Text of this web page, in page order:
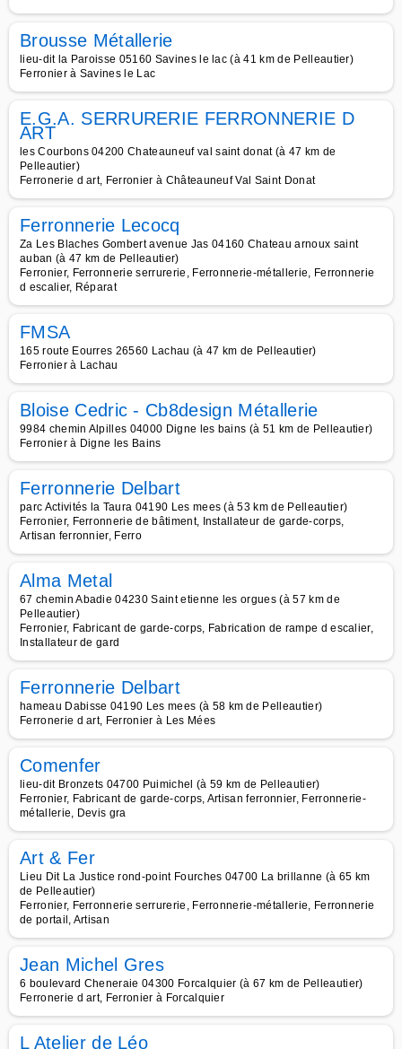
Brousse Métallerie
lieu-dit la Paroisse 05160 Savines le lac (à 41 km de Pelleautier)
Ferronier à Savines le Lac
E.G.A. SERRURERIE FERRONNERIE D
ART
les Courbons 04200 Chateauneuf val saint donat (à 47 km de
Pelleautier)
Ferronerie d art, Ferronier à Châteauneuf Val Saint Donat
Ferronnerie Lecocq
Za Les Blaches Gombert avenue Jas 04160 Chateau arnoux saint
auban (à 47 km de Pelleautier)
Ferronier, Ferronnerie serrurerie, Ferronnerie-métallerie, Ferronnerie
d escalier, Réparat
FMSA
165 route Eourres 26560 Lachau (à 47 km de Pelleautier)
Ferronier à Lachau
Bloise Cedric - Cb8design Métallerie
9984 chemin Alpilles 04000 Digne les bains (à 51 km de Pelleautier)
Ferronier à Digne les Bains
Ferronnerie Delbart
parc Activités la Taura 04190 Les mees (à 53 km de Pelleautier)
Ferronier, Ferronnerie de bâtiment, Installateur de garde-corps,
Artisan ferronnier, Ferro
Alma Metal
67 chemin Abadie 04230 Saint etienne les orgues (à 57 km de
Pelleautier)
Ferronier, Fabricant de garde-corps, Fabrication de rampe d escalier,
Installateur de gard
Ferronnerie Delbart
hameau Dabisse 04190 Les mees (à 58 km de Pelleautier)
Ferronerie d art, Ferronier à Les Mées
Comenfer
lieu-dit Bronzets 04700 Puimichel (à 59 km de Pelleautier)
Ferronier, Fabricant de garde-corps, Artisan ferronnier, Ferronnerie-
métallerie, Devis gra
Art & Fer
Lieu Dit La Justice rond-point Fourches 04700 La brillanne (à 65 km
de Pelleautier)
Ferronier, Ferronnerie serrurerie, Ferronnerie-métallerie, Ferronnerie
de portail, Artisan
Jean Michel Gres
6 boulevard Cheneraie 04300 Forcalquier (à 67 km de Pelleautier)
Ferronerie d art, Ferronier à Forcalquier
L Atelier de Léo